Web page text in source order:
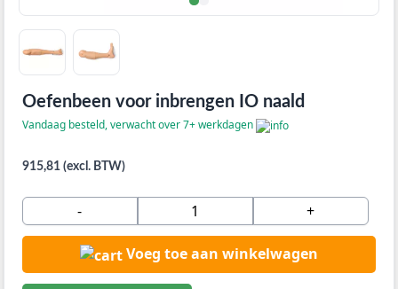
Oefenbeen voor inbrengen IO naald
Vandaag besteld, verwacht over 7+ werkdagen
915,81 (excl. BTW)
- +
Voeg toe aan winkelwagen